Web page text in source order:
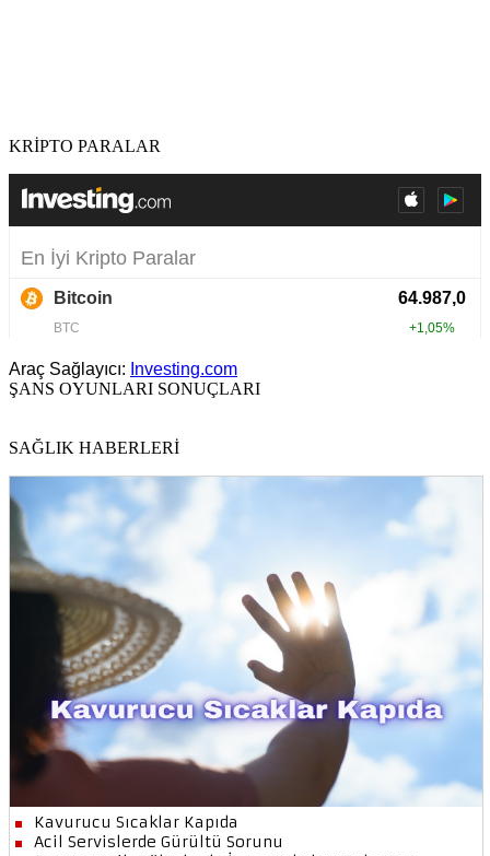
KRİPTO PARALAR
Araç Sağlayıcı: Investing.com
ŞANS OYUNLARI SONUÇLARI
SAĞLIK HABERLERİ